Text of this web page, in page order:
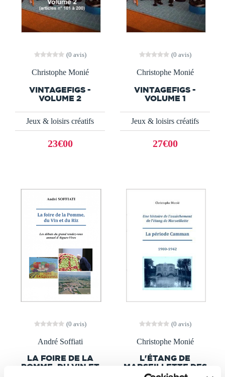
(0 avis)
Christophe Monié
VINTAGEFIGS -
VOLUME 2
Jeux & loisirs créatifs
23€00
(0 avis)
Christophe Monié
VINTAGEFIGS -
VOLUME 1
Jeux & loisirs créatifs
27€00
(0 avis)
André Soffiati
LA FOIRE DE LA
POMME, DU VIN ET
(0 avis)
Christophe Monié
L'ÉTANG DE
MARSEILLETTE DES
CAMMAN